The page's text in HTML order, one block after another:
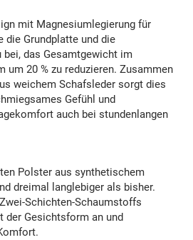
mit Magnesiumlegierung für
die Grundplatte und die
bei, das Gesamtgewicht im
um 20 % zu reduzieren. Zusammen
weichem Schafsleder sorgt dies
Gefühl und
auch bei stundenlangen
Polster aus synthetischem
dreimal langlebiger als bisher.
Schichten-Schaumstoffs
der Gesichtsform an und